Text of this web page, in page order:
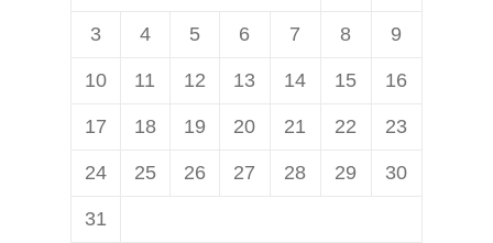
3 4 5 6 7 8 9
10 11 12 13 14 15 16
17 18 19 20 21 22 23
24 25 26 27 28 29 30
31